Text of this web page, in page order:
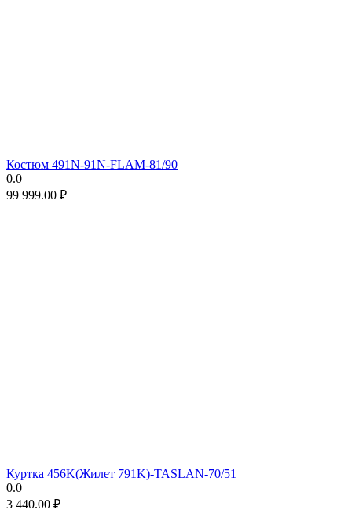
Костюм 491N-91N-FLAM-81/90
0.0
99 999.00 ₽
Куртка 456K(Жилет 791K)-TASLAN-70/51
0.0
3 440.00 ₽